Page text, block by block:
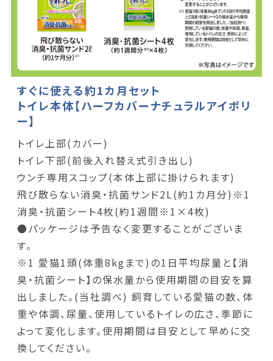
すぐに使える約1カ月セット
トイレ本体【ハーフカバーナチュラルアイボリ
ー】
トイレ上部(カバー)
トイレ下部(前後入れ替え式引き出し)
ウンチ専用スコップ(本体上部に掛けられます)
飛び散らない消臭・抗菌サンド2L(約1カ月分)※1
消臭・抗菌シート4枚(約1週間※1×4枚)
●パッケージは予告なく変更することがございま
す。
※1 愛猫1頭(体重8kgまで)の1日平均尿量と【消
臭・抗菌シート】の保水量から使用期間の目安を算
出しました。(当社調べ) 飼育している愛猫の数、体
重や体調、尿量、使用しているトイレの広さ、季節に
よって変化します。使用期間は目安として早めに交
換してください。